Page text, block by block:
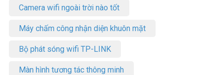
Camera wifi ngoài trời nào tốt
Máy chấm công nhận diện khuôn mặt
Bộ phát sóng wifi TP-LINK
Màn hình tương tác thông minh